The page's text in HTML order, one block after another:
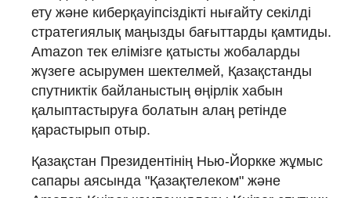
ету және киберқауіпсіздікті нығайту секілді
стратегиялық маңызды бағыттарды қамтиды.
Amazon тек елімізге қатысты жобаларды
жүзеге асырумен шектелмей, Қазақстанды
спутниктік байланыстың өңірлік хабын
қалыптастыруға болатын алаң ретінде
қарастырып отыр.
Қазақстан Президентінің Нью-Йоркке жұмыс
сапары аясында "Қазақтелеком" және